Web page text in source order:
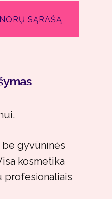
SĄRAŠĄ
gyvūninės
kosmetika
profesionaliais